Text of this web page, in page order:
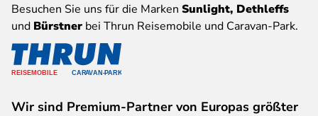
Besuchen Sie uns für die Marken Sunlight, Dethleffs
und Bürstner bei Thrun Reisemobile und Caravan-Park.
Wir sind Premium-Partner von Europas größter